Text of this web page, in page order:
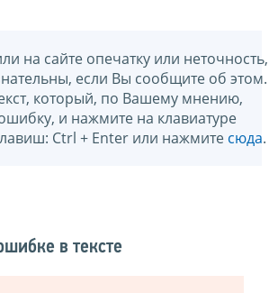
на сайте опечатку или неточность,
если Вы сообщите об этом.
который, по Вашему мнению,
и нажмите на клавиатуре
Ctrl + Enter или нажмите сюда.
в тексте